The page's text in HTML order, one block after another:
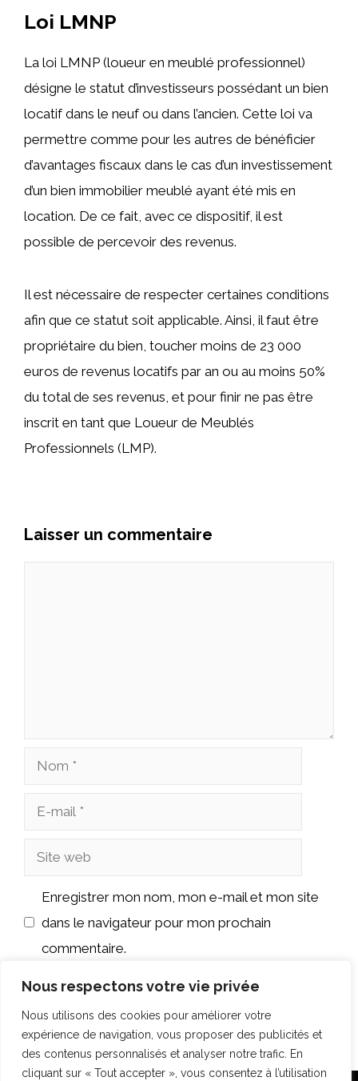
Nous respectons votre vie privée
Nous utilisons des cookies pour améliorer votre
expérience de navigation, vous proposer des publicités et
des contenus personnalisés et analyser notre trafic. En
cliquant sur « Tout accepter », vous consentez à l’utilisation
Loi LMNP
La loi LMNP (loueur en meublé professionnel)
désigne le statut d’investisseurs possédant un bien
locatif dans le neuf ou dans l’ancien. Cette loi va
permettre comme pour les autres de bénéficier
d’avantages fiscaux dans le cas d’un investissement
d’un bien immobilier meublé ayant été mis en
location. De ce fait, avec ce dispositif, il est
possible de percevoir des revenus.
Il est nécessaire de respecter certaines conditions
afin que ce statut soit applicable. Ainsi, il faut être
propriétaire du bien, toucher moins de 23 000
euros de revenus locatifs par an ou au moins 50%
du total de ses revenus, et pour finir ne pas être
inscrit en tant que Loueur de Meublés
Professionnels (LMP).
Laisser un commentaire
Nom
Site
Enregistrer mon nom, mon e-mail et mon site
dans le navigateur pour mon prochain
commentaire.